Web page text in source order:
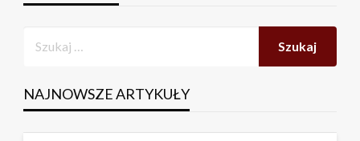
NAJNOWSZE ARTYKUŁY